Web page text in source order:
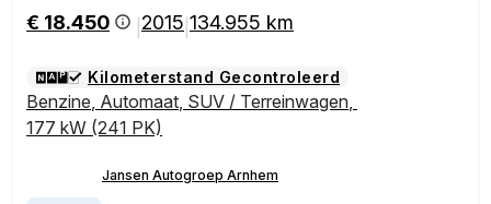
€ 18.450 2015 134.955 km
Kilometerstand Gecontroleerd
Benzine, Automaat, SUV / Terreinwagen,
177 kW (241 PK)
Jansen Autogroep Arnhem